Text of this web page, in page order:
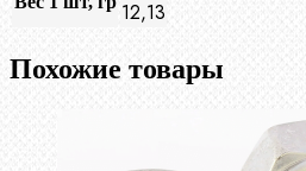
12,13
Похожие товары